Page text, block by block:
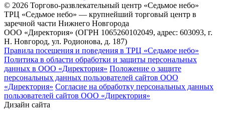
© 2026 Торгово-развлекательный центр «Седьмое небо»
ТРЦ «Седьмое небо» — крупнейший торговый центр в
заречной части Нижнего Новгорода
ООО «Директория» (ОГРН 1065260102049, адрес: 603093, г.
Н. Новгород, ул. Родионова, д. 187)
Правила посещения и поведения в ТРЦ «Седьмое небо»
Политика в области обработки и защиты персональных
данных в ООО «Директория» Положение о защите
персональных данных пользователей сайтов ООО
«Директория» Согласие на обработку персональных данных
пользователей сайтов ООО «Директория»
Дизайн сайта